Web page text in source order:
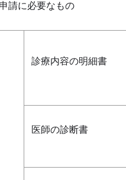
申請に必要なもの
診療内容の明細書
医師の診断書